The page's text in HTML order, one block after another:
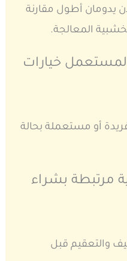
يدومان أطول مقارنة
المعالجة.
خيارات
أو مستعملة بحالة
مرتبطة بشراء
والتعقيم قبل